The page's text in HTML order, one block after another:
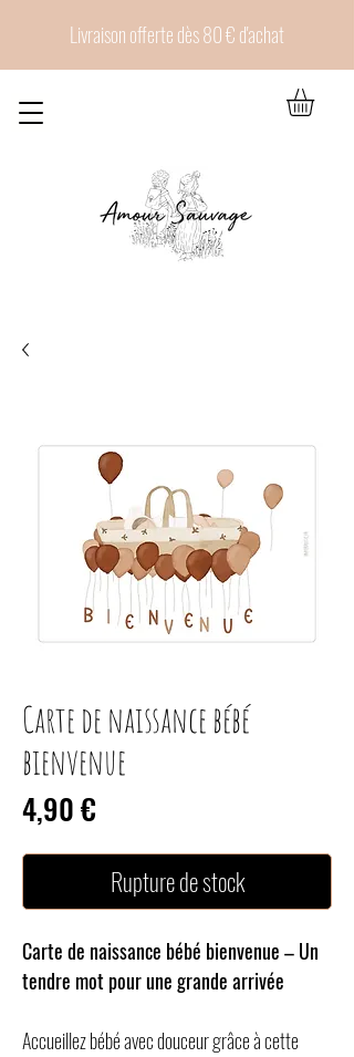
Livraison offerte dès 80 € d'achat
Carte de naissance bébé
bienvenue
4,90 €
Rupture de stock
Carte de naissance bébé bienvenue – Un
tendre mot pour une grande arrivée
Accueillez bébé avec douceur grâce à cette